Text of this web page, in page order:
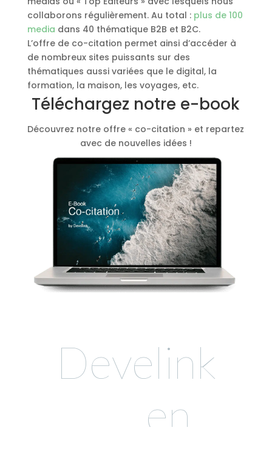
collaborons régulièrement. Au total : plus de 100
media dans 40 thématique B2B et B2C.
L’offre de co-citation permet ainsi d’accéder à
de nombreux sites puissants sur des
thématiques aussi variées que le digital, la
formation, la maison, les voyages, etc.
Téléchargez notre e-book
Découvrez notre offre « co-citation » et repartez
avec de nouvelles idées !